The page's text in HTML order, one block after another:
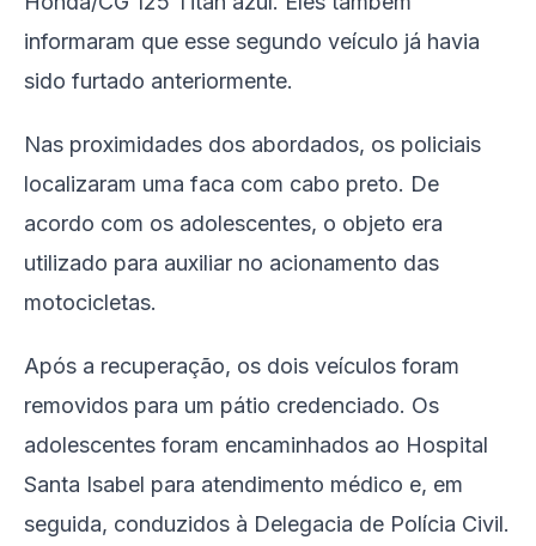
informaram que esse segundo veículo já havia
sido furtado anteriormente.
Nas proximidades dos abordados, os policiais
localizaram uma faca com cabo preto. De
acordo com os adolescentes, o objeto era
utilizado para auxiliar no acionamento das
motocicletas.
Após a recuperação, os dois veículos foram
removidos para um pátio credenciado. Os
adolescentes foram encaminhados ao Hospital
Santa Isabel para atendimento médico e, em
seguida, conduzidos à Delegacia de Polícia Civil.